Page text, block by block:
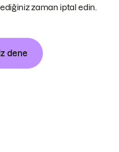
zaman iptal edin.
dene